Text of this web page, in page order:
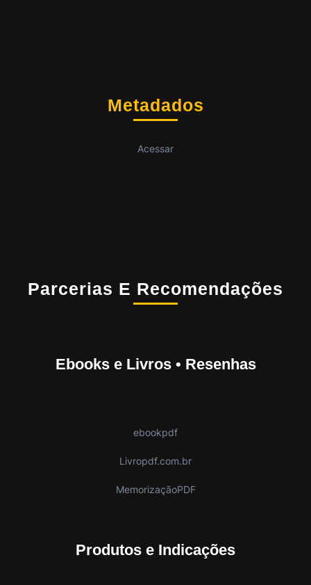
Metadados
Acessar
Parcerias E Recomendações
Ebooks e Livros • Resenhas
ebookpdf
Livropdf.com.br
MemorizaçãoPDF
Produtos e Indicações